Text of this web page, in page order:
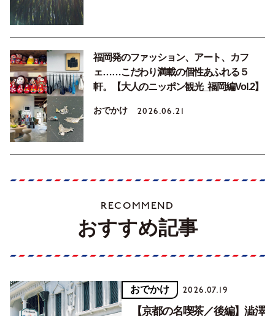
福岡発のファッション、アート、カフ
ェ……こだわり満載の個性あふれる５
軒。【大人のニッポン観光_福岡編Vol.2】
おでかけ 2026.06.21
RECOMMEND
おすすめ記事
おでかけ 2026.07.19
【京都の名喫茶／後編】澁澤